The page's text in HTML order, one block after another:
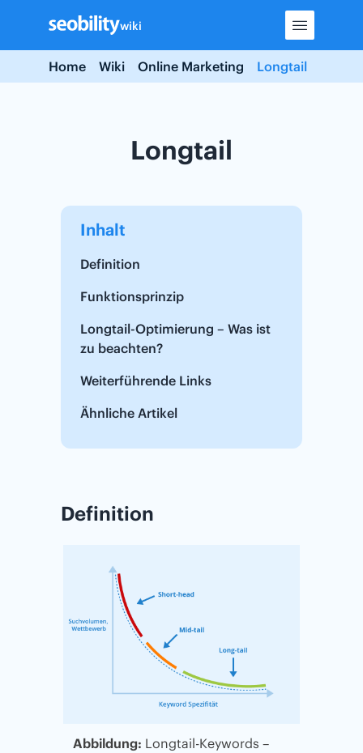
content
wiki
Home Wiki Online Marketing Longtail
Longtail
Inhalt
Definition
Funktionsprinzip
Longtail-Optimierung – Was ist
zu beachten?
Weiterführende Links
Ähnliche Artikel
Definition
Abbildung: Longtail-Keywords –